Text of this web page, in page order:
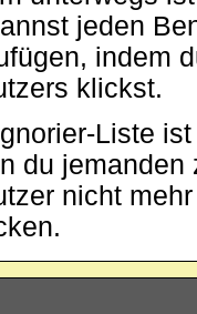
jeden
indem
klickst.
Liste
du jemanden
nicht